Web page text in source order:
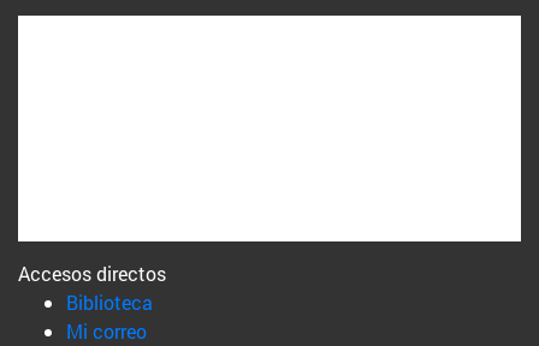
Accesos directos
Biblioteca
Mi correo(abre en nueva ventana)